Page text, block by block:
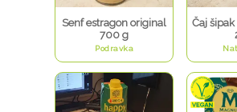
Senf estragon original
700 g
Podravka
Čaj